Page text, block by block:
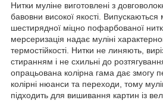
Нитки муліне виготовлені з
бавовни високої якості.
шестирядної міцно пофарбованої
мерсеризація надає муліні
термостійкості. Нитки не линяють,
стиранням і не схильні до
опрацьована колірна гама дає змогу
колірні нюанси та переходи, тому
підходить для вишивання картин із